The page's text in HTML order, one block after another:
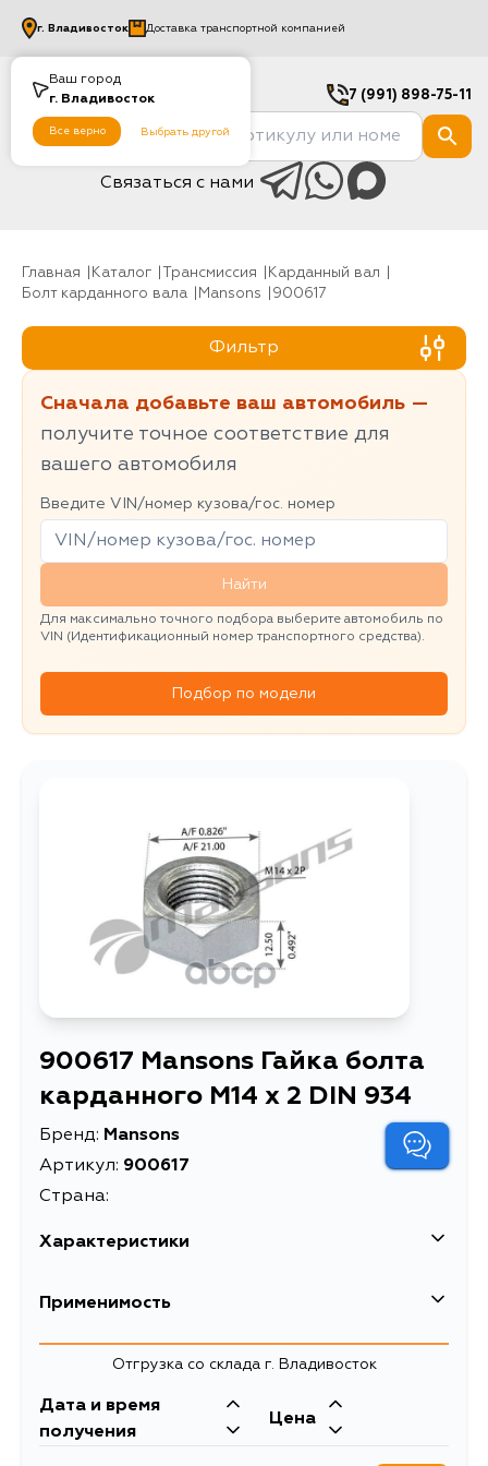
Ваш город
г. Владивосток
Все верно Выбрать другой
г. Владивосток Доставка транспортной компанией
7 (991) 898-75-11
Связаться с нами
Главная Каталог Трансмиссия
карданный вал
Болт карданного вала
Mansons 900617
Фильтр
Сначала добавьте ваш автомобиль —
получите точное соответствие для
вашего автомобиля
Введите VIN/номер кузова/гос. номер
Найти
Для максимально точного подбора выберите автомобиль по
VIN (Идентификационный номер транспортного средства).
Подбор по модели
900617 Mansons Гайка болта
карданного M14 x 2 DIN 934
Бренд: Mansons
Артикул: 900617
Страна:
Характеристики
Описание
Применимость
Отгрузка со склада г. Владивосток
Дата и время
получения
Цена